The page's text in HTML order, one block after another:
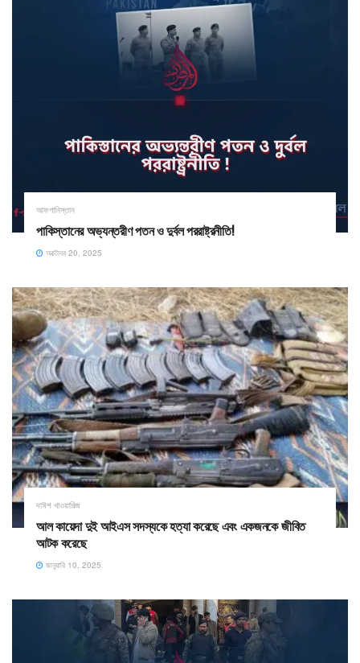
আফগানিস্তান
পাকিস্তানের অভ্যন্তরীণ পতন ও দুর্বল পররাষ্ট্রনীতি!
অক্টোবর 20, 2025
দাঈশ খাওয়ারিজ
আল কায়েদা দুই আইএস সদস্যকে হত্যা করেছে এবং একজনকে জীবিত
আটক করেছে
জানুয়ারি 10, 2025